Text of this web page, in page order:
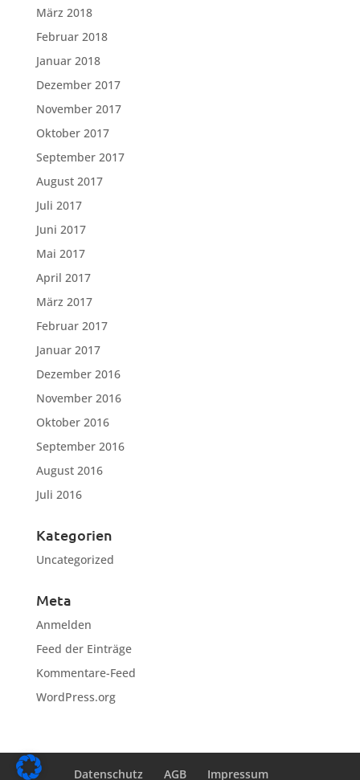
März 2018
Februar 2018
Januar 2018
Dezember 2017
November 2017
Oktober 2017
September 2017
August 2017
Juli 2017
Juni 2017
Mai 2017
April 2017
März 2017
Februar 2017
Januar 2017
Dezember 2016
November 2016
Oktober 2016
September 2016
August 2016
Juli 2016
Kategorien
Uncategorized
Meta
Anmelden
Feed der Einträge
Kommentare-Feed
WordPress.org
Datenschutz AGB Impressum